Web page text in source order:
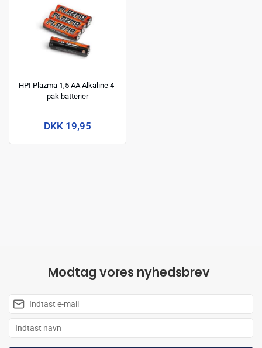
HPI Plazma 1,5 AA Alkaline 4-
pak batterier
DKK 19,95
Modtag vores nyhedsbrev